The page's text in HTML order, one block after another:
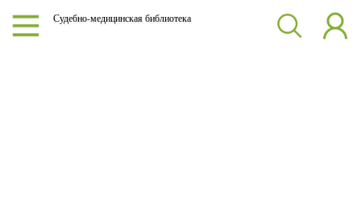
Судебно-медицинская библиотека